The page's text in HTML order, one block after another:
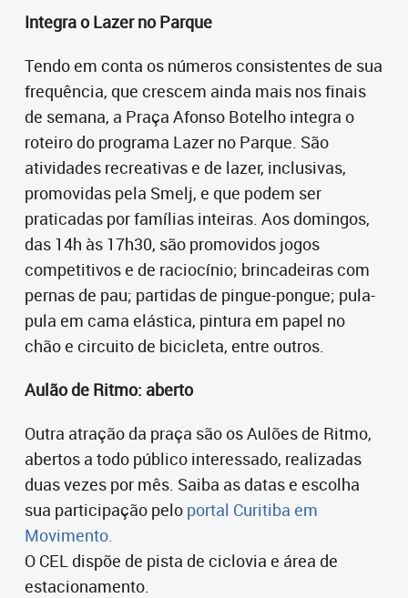
Integra o Lazer no Parque
Tendo em conta os números consistentes de sua
frequência, que crescem ainda mais nos finais
de semana, a Praça Afonso Botelho integra o
roteiro do programa Lazer no Parque. São
atividades recreativas e de lazer, inclusivas,
promovidas pela Smelj, e que podem ser
praticadas por famílias inteiras. Aos domingos,
das 14h às 17h30, são promovidos jogos
competitivos e de raciocínio; brincadeiras com
pernas de pau; partidas de pingue-pongue; pula-
pula em cama elástica, pintura em papel no
chão e circuito de bicicleta, entre outros.
Aulão de Ritmo: aberto
Outra atração da praça são os Aulões de Ritmo,
abertos a todo público interessado, realizadas
duas vezes por mês. Saiba as datas e escolha
sua participação pelo portal Curitiba em
Movimento.
O CEL dispõe de pista de ciclovia e área de
estacionamento.